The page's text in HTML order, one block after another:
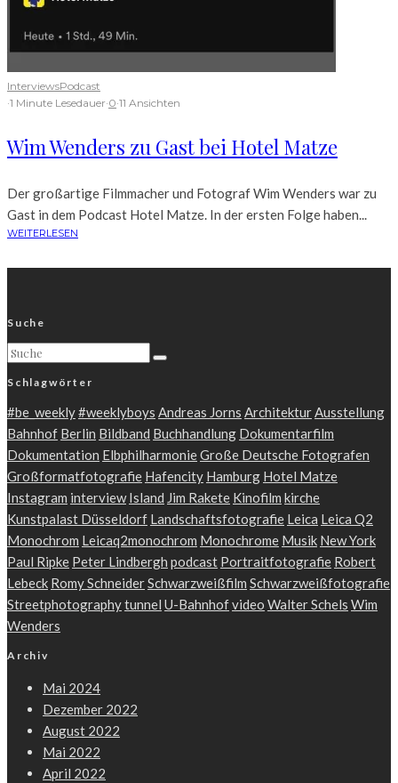
InterviewsPodcast
·1 Minute Lesedauer·0·11 Ansichten
Wim Wenders zu Gast bei Hotel Matze
Der großartige Filmmacher und Fotograf Wim Wenders war zu
Gast in dem Podcast Hotel Matze. In der ersten Folge haben...
WEITERLESEN
Suche
Schlagwörter
#be_weekly#weeklyboys Andreas Jorns ArchitekturAusstellung
Bahnhof Berlin Bildband Buchhandlung Dokumentarfilm
Dokumentation ElbphilharmonieGroße Deutsche Fotografen
Großformatfotografie Hafencity Hamburg Hotel Matze
Instagram interview Island Jim Rakete Kinofilm kirche
Kunstpalast Düsseldorf Landschaftsfotografie Leica Leica Q2
Monochrom Leicaq2monochrom Monochrome Musik New York
Paul Ripke Peter Lindbergh podcast Portraitfotografie Robert
Lebeck Romy SchneiderSchwarzweißfilm Schwarzweißfotografie
Streetphotographytunnel U-Bahnhofvideo Walter Schels Wim
Wenders
Archiv
Mai 2024
Dezember 2022
August 2022
Mai 2022
April 2022